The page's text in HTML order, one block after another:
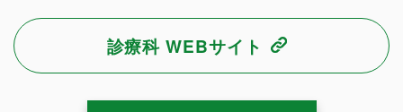
診療科 WEBサイト